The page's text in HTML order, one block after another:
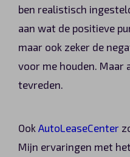
ben realistisch
aan wat de positieve
maar ook zeker de
voor me houden. Maar
tevreden.
Ook AutoLeaseCenter
Mijn ervaringen met